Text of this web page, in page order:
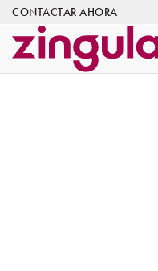
CONTACTAR AHORA